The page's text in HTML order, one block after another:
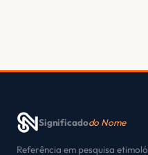
Significadodo Nome
Referência em pesquisa